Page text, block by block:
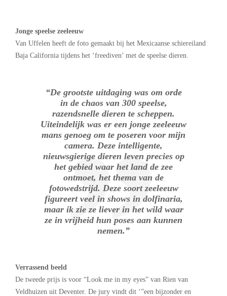
Jonge speelse zeeleeuw
Van Uffelen heeft de foto gemaakt bij het Mexicaanse schiereiland
Baja California tijdens het ‘freediven’ met de speelse dieren.
“De grootste uitdaging was om orde
in de chaos van 300 speelse,
razendsnelle dieren te scheppen.
Uiteindelijk was er een jonge zeeleeuw
mans genoeg om te poseren voor mijn
camera. Deze intelligente,
nieuwsgierige dieren leven precies op
het gebied waar het land de zee
ontmoet, het thema van de
fotowedstrijd. Deze soort zeeleeuw
figureert veel in shows in dolfinaria,
maar ik zie ze liever in het wild waar
ze in vrijheid hun poses aan kunnen
nemen.”
Verrassend beeld
De tweede prijs is voor “Look me in my eyes” van Rien van
Veldhuizen uit Deventer. De jury vindt dit ‘”een bijzonder en